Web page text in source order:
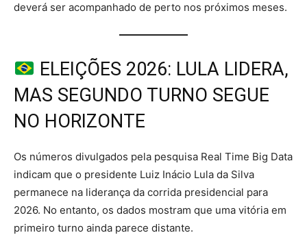
deverá ser acompanhado de perto nos próximos meses.
ELEIÇÕES 2026: LULA LIDERA,
MAS SEGUNDO TURNO SEGUE
NO HORIZONTE
Os números divulgados pela pesquisa Real Time Big Data
indicam que o presidente Luiz Inácio Lula da Silva
permanece na liderança da corrida presidencial para
2026. No entanto, os dados mostram que uma vitória em
primeiro turno ainda parece distante.